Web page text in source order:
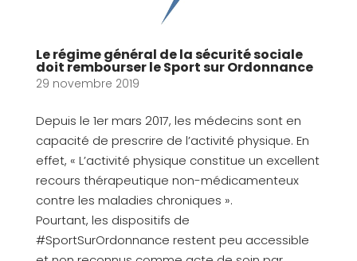
Le régime général de la sécurité sociale
doit rembourser le Sport sur Ordonnance
29 novembre 2019
Depuis le 1er mars 2017, les médecins sont en
capacité de prescrire de l’activité physique. En
effet, « L’activité physique constitue un excellent
recours thérapeutique non-médicamenteux
contre les maladies chroniques ».
Pourtant, les dispositifs de
#SportSurOrdonnance restent peu accessible